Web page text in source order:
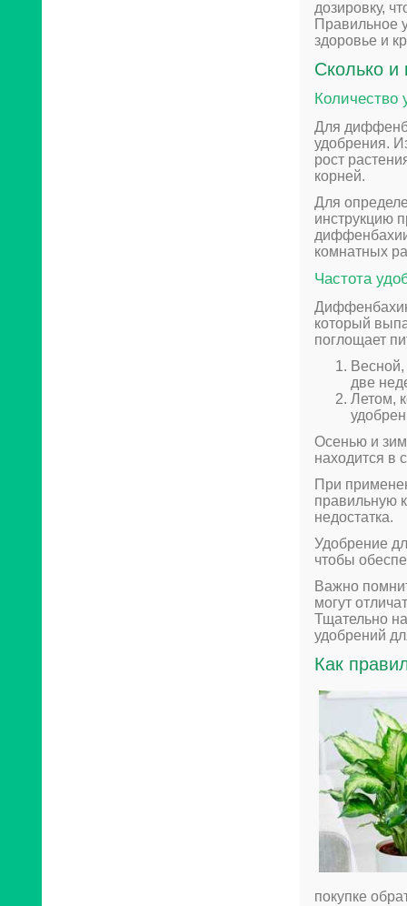
дозировку,
Правильное
здоровье и
Сколько и
Для
удобрения.
рост
корней.
Для
инструкцию
комнатных
Частота
Диффенбахию
который
поглощает
две
Летом,
Осенью и
находится в
При
правильную
недостатка.
Удобрение
чтобы
Важно
могут
Тщательно
удобрений
Как
покупке